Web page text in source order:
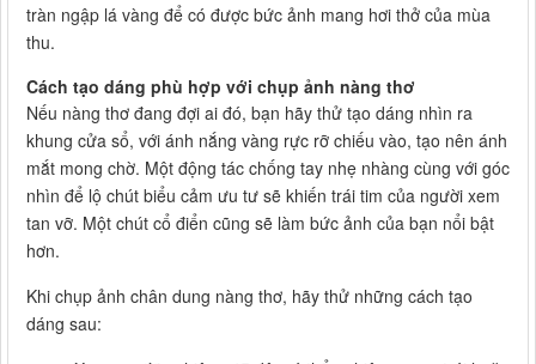
tràn ngập lá vàng để có được bức ảnh mang hơi thở của mùa
thu.
Cách tạo dáng phù hợp với chụp ảnh nàng thơ
Nếu nàng thơ đang đợi ai đó, bạn hãy thử tạo dáng nhìn ra
khung cửa sổ, với ánh nắng vàng rực rỡ chiếu vào, tạo nên ánh
mắt mong chờ. Một động tác chống tay nhẹ nhàng cùng với góc
nhìn để lộ chút biểu cảm ưu tư sẽ khiến trái tim của người xem
tan vỡ. Một chút cổ điển cũng sẽ làm bức ảnh của bạn nổi bật
hơn.
Khi chụp ảnh chân dung nàng thơ, hãy thử những cách tạo
dáng sau: